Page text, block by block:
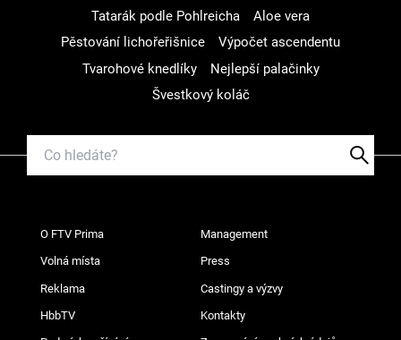
Tatarák podle Pohlreicha
Aloe vera
Pěstování lichořeřišnice
Výpočet ascendentu
Tvarohové knedlíky
Nejlepší palačinky
Švestkový koláč
O FTV Prima Management
Volná místa Press
Reklama Castingy a výzvy
HbbTV Kontakty